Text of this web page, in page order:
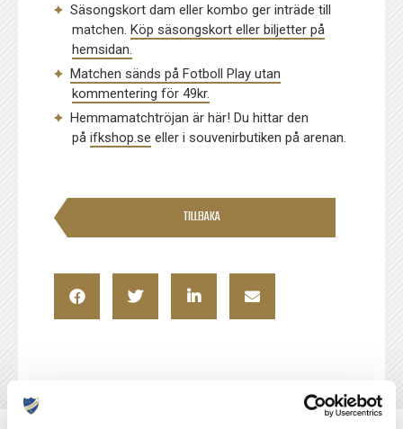
Säsongskort dam eller kombo ger inträde till
matchen.Köp säsongskort eller biljetter på
hemsidan.
Matchen sänds på Fotboll Play utan
kommentering för 49kr.
Hemmamatchtröjan är här! Du hittar den
påifkshop.se eller i souvenirbutiken på arenan.
TILLBAKA